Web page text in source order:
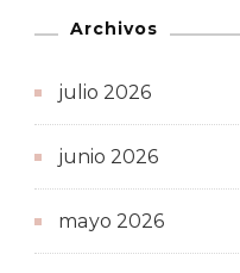
Archivos
julio 2026
junio 2026
mayo 2026